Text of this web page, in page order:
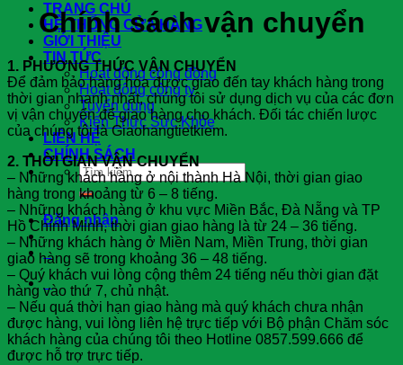
TRANG CHỦ
HỆ THỐNG CỬA HÀNG
GIỚI THIỆU
TIN TỨC
Hoạt động cộng đồng
Hoạt động công ty
Tuyển dụng
Kiến Thức Sức Khỏe
LIÊN HỆ
CHÍNH SÁCH
Tìm
kiếm:
Đăng nhập
0
0
Chính sách vận chuyển
1. PHƯƠNG THỨC VẬN CHUYỂN
Để đảm bảo hàng hóa được giao đến tay khách hàng trong
thời gian nhanh nhất, chúng tôi sử dụng dịch vụ của các đơn
vị vận chuyển để giao hàng cho khách. Đối tác chiến lược
của chúng tôi là Giaohangtietkiem.
2. THỜI GIAN VẬN CHUYỂN
– Những khách hàng ở nội thành Hà Nội, thời gian giao
hàng trong khoảng từ 6 – 8 tiếng.
– Những khách hàng ở khu vực Miền Bắc, Đà Nẵng và TP
Hồ Chính Minh, thời gian giao hàng là từ 24 – 36 tiếng.
– Những khách hàng ở Miền Nam, Miền Trung, thời gian
giao hàng sẽ trong khoảng 36 – 48 tiếng.
– Quý khách vui lòng cộng thêm 24 tiếng nếu thời gian đặt
hàng vào thứ 7, chủ nhật.
– Nếu quá thời hạn giao hàng mà quý khách chưa nhận
được hàng, vui lòng liên hệ trực tiếp với Bộ phận Chăm sóc
khách hàng của chúng tôi theo Hotline 0857.599.666 để
được hỗ trợ trực tiếp.